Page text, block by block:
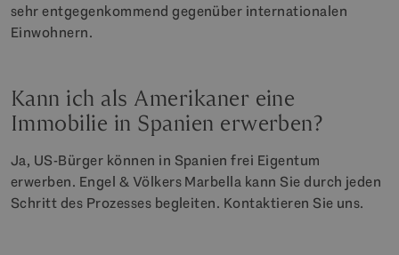
sehr entgegenkommend gegenüber internationalen
Einwohnern.
Kann ich als Amerikaner eine
Immobilie in Spanien erwerben?
Ja, US-Bürger können in Spanien frei Eigentum
erwerben. Engel & Völkers Marbella kann Sie durch jeden
Schritt des Prozesses begleiten. Kontaktieren Sie uns.